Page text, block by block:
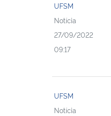
UFSM
Notícia
27/09/2022
09:17
UFSM
Notícia